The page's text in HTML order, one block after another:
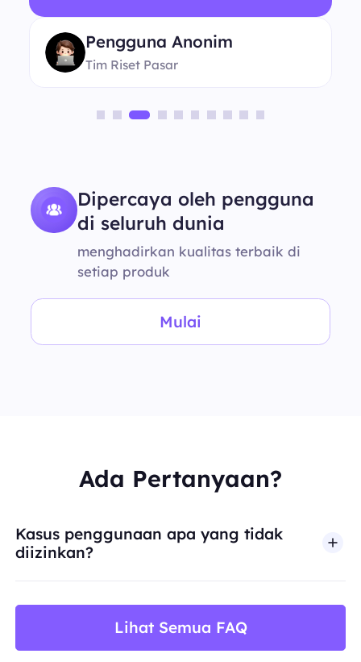
Pengguna Anonim
Tim Riset Pasar
Dipercaya oleh pengguna
di seluruh dunia
menghadirkan kualitas terbaik di
setiap produk
Mulai
Ada Pertanyaan?
Kasus penggunaan apa yang tidak
diizinkan?
Lihat Semua FAQ